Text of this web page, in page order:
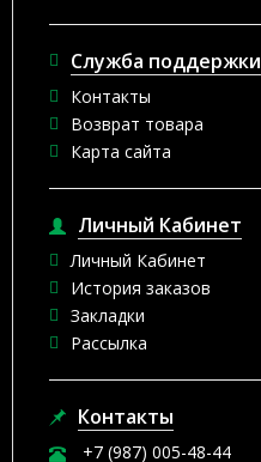
Служба поддержки
Контакты
Возврат товара
Карта сайта
Личный Кабинет
Личный Кабинет
История заказов
Закладки
Рассылка
Контакты
+7 (987) 005-48-44